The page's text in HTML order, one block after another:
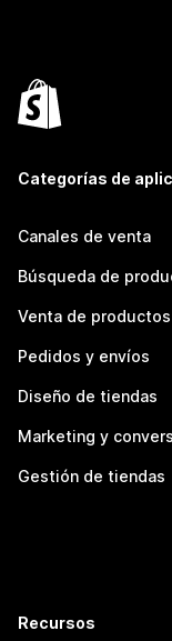
Categorías de
Canales de venta
Búsqueda de
Venta de productos
Pedidos y envíos
Diseño de tiendas
Marketing y
Gestión de tiendas
Recursos